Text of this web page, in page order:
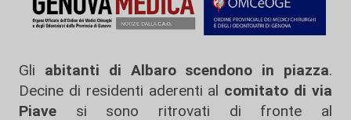
Gli abitanti di Albaro scendono in piazza.
Decine di residenti aderenti al comitato di via
Piave si sono ritrovati di fronte al